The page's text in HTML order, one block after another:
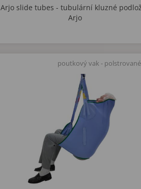
Arjo slide tubes - tubulární kluzné
Arjo